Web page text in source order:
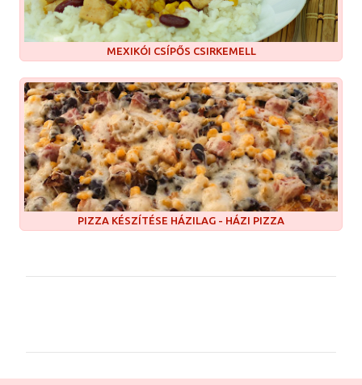
MEXIKÓI CSÍPŐS CSIRKEMELL
PIZZA KÉSZÍTÉSE HÁZILAG - HÁZI PIZZA